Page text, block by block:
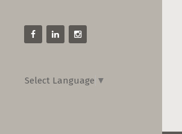
Select Language ▼